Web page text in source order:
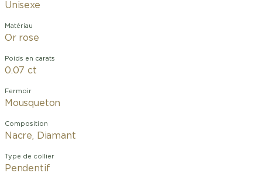
Unisexe
Matériau
Or rose
Poids en carats
0.07 ct
Fermoir
Mousqueton
Composition
Nacre, Diamant
Type de collier
Pendentif